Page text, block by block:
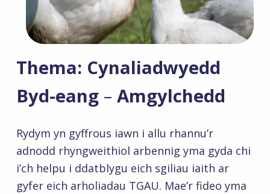
Thema: Cynaliadwyedd
Byd-eang– Amgylchedd
Rydym yn gyffrous iawn i allu rhannu’r
adnodd rhyngweithiol arbennig yma gyda chi
i’ch helpu i ddatblygu eich sgiliau iaith ar
gyfer eich arholiadau TGAU. Mae’r fideo yma